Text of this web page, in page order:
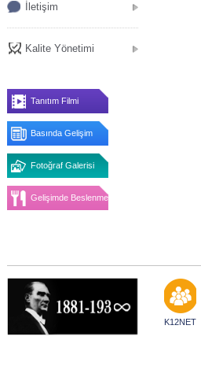
İletişim
Kalite Yönetimi
Tanıtım Filmi
Basında Gelişim
Fotoğraf Galerisi
Gelişimde Beslenme
K12NET